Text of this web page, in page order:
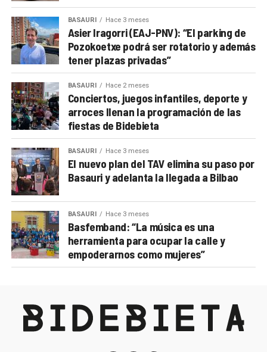
BASAURI Hace 3 meses
Asier Iragorri (EAJ-PNV): “El parking de
Pozokoetxe podrá ser rotatorio y además
tener plazas privadas”
BASAURI Hace 2 meses
Conciertos, juegos infantiles, deporte y
arroces llenan la programación de las
fiestas de Bidebieta
BASAURI Hace 3 meses
El nuevo plan del TAV elimina su paso por
Basauri y adelanta la llegada a Bilbao
BASAURI Hace 3 meses
Basfemband: “La música es una
herramienta para ocupar la calle y
empoderarnos como mujeres”